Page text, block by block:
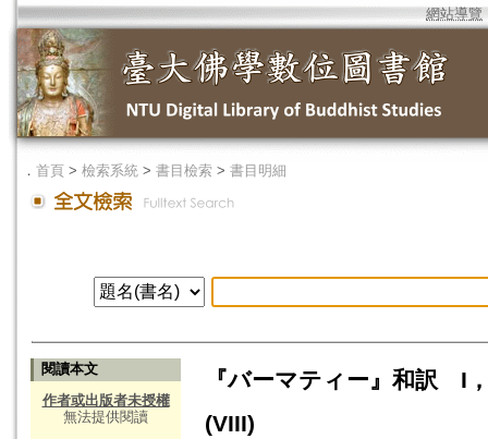
網站導覽
． 首頁 > 檢索系統 > 書目檢索 > 書目明細
閱讀本文
作者或出版者未授權
無法提供閱讀
『バーマティー』和訳 I
(VIII)